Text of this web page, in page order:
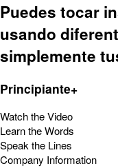
Puedes tocar
usando
simplemente
Principiante+
Watch the Video
Learn the Words
Speak the Lines
Company Information